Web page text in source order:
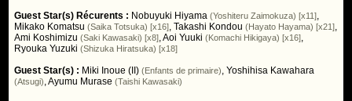
Guest Star(s) Récurents : Nobuyuki Hiyama (Yoshiteru Zaimokuza) [x11],
Mikako Komatsu (Saika Totsuka) [x16],Takashi Kondou (Hayato Hayama) [x21],
Ami Koshimizu (Saki Kawasaki) [x8],Aoi Yuuki (Komachi Hikigaya) [x16],
Ryouka Yuzuki (Shizuka Hiratsuka) [x18]
Guest Star(s) : Miki Inoue (II) (Enfants de primaire),Yoshihisa Kawahara
(Atsugi),Ayumu Murase (Taishi Kawasaki)